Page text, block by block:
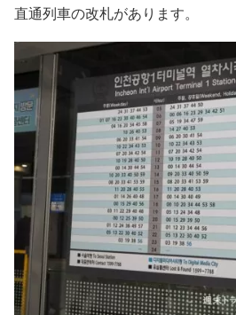
直通列車の改札があります。